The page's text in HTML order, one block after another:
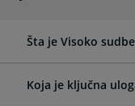
Šta je Visoko
Koja je ključna